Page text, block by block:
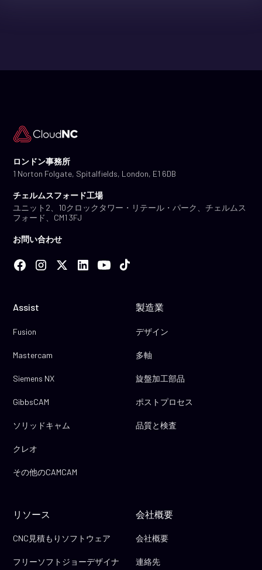
ロンドン事務所
1 Norton Folgate, Spitalfields, London, E1 6DB
チェルムスフォード工場
ユニット2、10クロックタワー・リテール・パーク、チェルムス
フォード、CM1 3FJ
お問い合わせ
Assist
Fusion
Mastercam
Siemens NX
GibbsCAM
ソリッドキャム
クレオ
その他のCAMCAM
製造業
デザイン
多軸
旋盤加工部品
ポストプロセス
品質と検査
リソース
CNC見積もりソフトウェア
フリーソフトジョーデザイナ
会社概要
会社概要
連絡先